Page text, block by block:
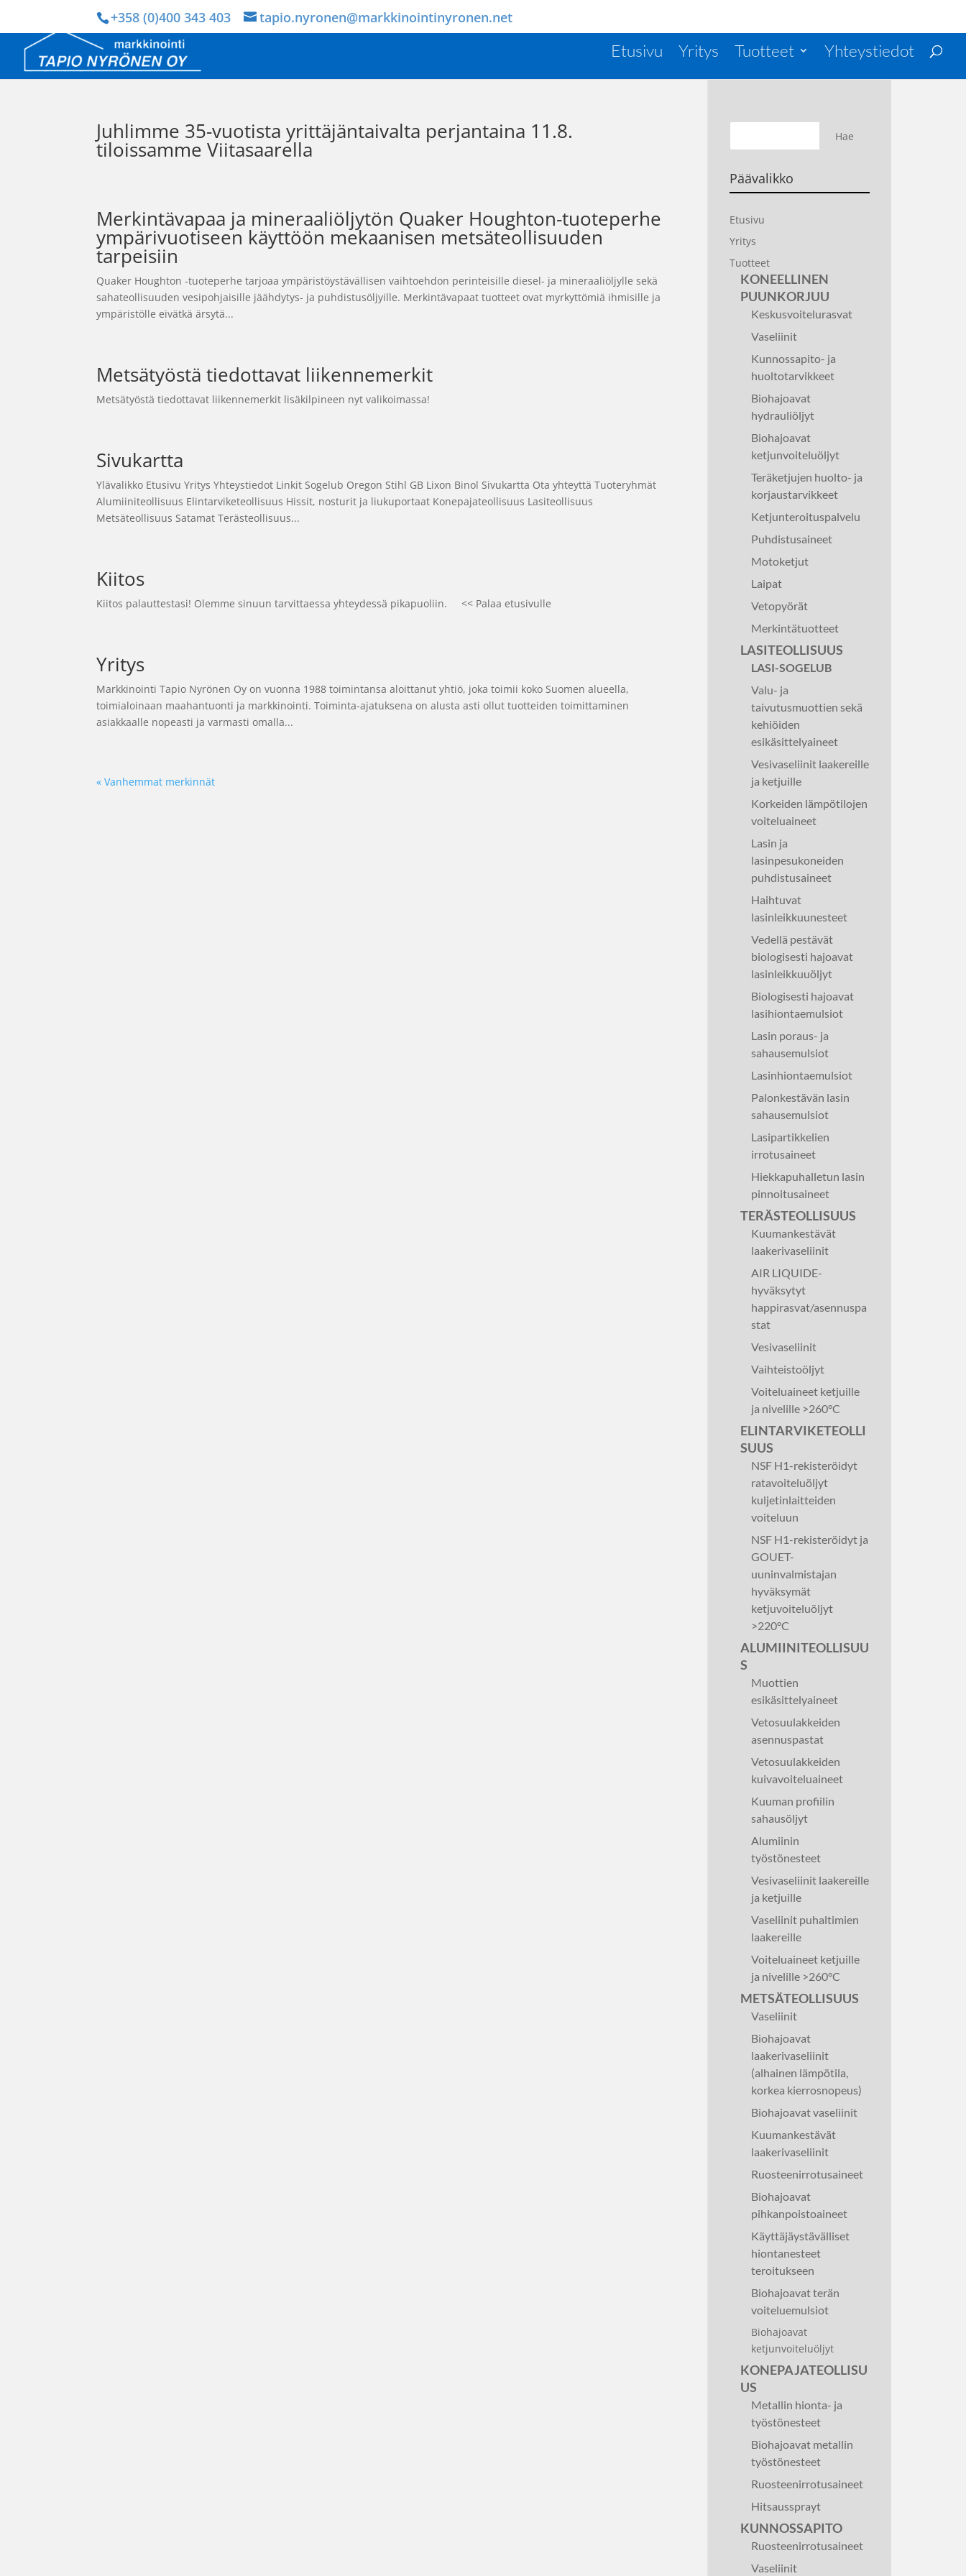
+358 (0)400 343 403 tapio.nyronen@markkinointinyronen.net
Etusivu Yritys Tuotteet Yhteystiedot
Juhlimme 35-vuotista yrittäjäntaivalta perjantaina 11.8.
tiloissamme Viitasaarella
Merkintävapaa ja mineraaliöljytön Quaker Houghton-tuoteperhe
ympärivuotiseen käyttöön mekaanisen metsäteollisuuden
tarpeisiin
Quaker Houghton -tuoteperhe tarjoaa ympäristöystävällisen vaihtoehdon perinteisille diesel- ja mineraaliöljylle sekä
sahateollisuuden vesipohjaisille jäähdytys- ja puhdistusöljyille. Merkintävapaat tuotteet ovat myrkyttömiä ihmisille ja
ympäristölle eivätkä ärsytä...
Metsätyöstä tiedottavat liikennemerkit
Metsätyöstä tiedottavat liikennemerkit lisäkilpineen nyt valikoimassa!
Sivukartta
Ylävalikko Etusivu Yritys Yhteystiedot Linkit Sogelub Oregon Stihl GB Lixon Binol Sivukartta Ota yhteyttä Tuoteryhmät
Alumiiniteollisuus Elintarviketeollisuus Hissit, nosturit ja liukuportaat Konepajateollisuus Lasiteollisuus
Metsäteollisuus Satamat Terästeollisuus...
Kiitos
Kiitos palauttestasi! Olemme sinuun tarvittaessa yhteydessä pikapuoliin. << Palaa etusivulle
Yritys
Markkinointi Tapio Nyrönen Oy on vuonna 1988 toimintansa aloittanut yhtiö, joka toimii koko Suomen alueella,
toimialoinaan maahantuonti ja markkinointi. Toiminta-ajatuksena on alusta asti ollut tuotteiden toimittaminen
asiakkaalle nopeasti ja varmasti omalla...
« Vanhemmat merkinnät
Päävalikko
Etusivu
Yritys
Tuotteet
KONEELLINEN
PUUNKORJUU
Keskusvoitelurasvat
Vaseliinit
Kunnossapito- ja
huoltotarvikkeet
Biohajoavat
hydrauliöljyt
Biohajoavat
ketjunvoiteluöljyt
Teräketjujen huolto- ja
korjaustarvikkeet
Ketjunteroituspalvelu
Puhdistusaineet
Motoketjut
Laipat
Vetopyörät
Merkintätuotteet
LASITEOLLISUUS
LASI-SOGELUB
Valu- ja
taivutusmuottien sekä
kehiöiden
esikäsittelyaineet
Vesivaseliinit laakereille
ja ketjuille
Korkeiden lämpötilojen
voiteluaineet
Lasin ja
lasinpesukoneiden
puhdistusaineet
Haihtuvat
lasinleikkuunesteet
Vedellä pestävät
biologisesti hajoavat
lasinleikkuuöljyt
Biologisesti hajoavat
lasihiontaemulsiot
Lasin poraus- ja
sahausemulsiot
Lasinhiontaemulsiot
Palonkestävän lasin
sahausemulsiot
Lasipartikkelien
irrotusaineet
Hiekkapuhalletun lasin
pinnoitusaineet
TERÄSTEOLLISUUS
Kuumankestävät
laakerivaseliinit
AIR LIQUIDE-
hyväksytyt
happirasvat/asennuspa
stat
Vesivaseliinit
Vaihteistoöljyt
Voiteluaineet ketjuille
ja nivelille >260°C
ELINTARVIKETEOLLI
SUUS
NSF H1-rekisteröidyt
ratavoiteluöljyt
kuljetinlaitteiden
voiteluun
NSF H1-rekisteröidyt ja
GOUET-
uuninvalmistajan
hyväksymät
ketjuvoiteluöljyt
>220°C
ALUMIINITEOLLISUU
S
Muottien
esikäsittelyaineet
Vetosuulakkeiden
asennuspastat
Vetosuulakkeiden
kuivavoiteluaineet
Kuuman profiilin
sahausöljyt
Alumiinin
työstönesteet
Vesivaseliinit laakereille
ja ketjuille
Vaseliinit puhaltimien
laakereille
Voiteluaineet ketjuille
ja nivelille >260°C
METSÄTEOLLISUUS
Vaseliinit
Biohajoavat
laakerivaseliinit
(alhainen lämpötila,
korkea kierrosnopeus)
Biohajoavat vaseliinit
Kuumankestävät
laakerivaseliinit
Ruosteenirrotusaineet
Biohajoavat
pihkanpoistoaineet
Käyttäjäystävälliset
hiontanesteet
teroitukseen
Biohajoavat terän
voiteluemulsiot
Biohajoavat
ketjunvoiteluöljyt
KONEPAJATEOLLISU
US
Metallin hionta- ja
työstönesteet
Biohajoavat metallin
työstönesteet
Ruosteenirrotusaineet
Hitsaussprayt
KUNNOSSAPITO
Ruosteenirrotusaineet
Vaseliinit